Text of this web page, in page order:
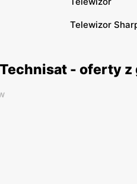
Telewizor
- oferty